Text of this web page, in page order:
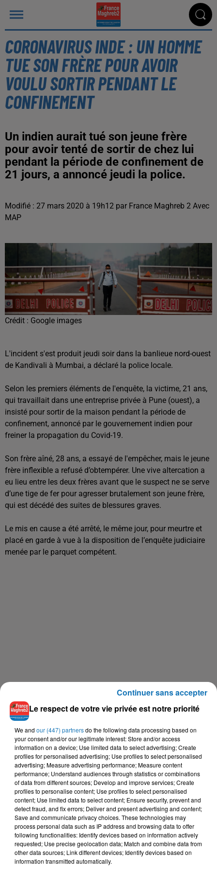
CORONAVIRUS INDE : UN HOMME
TUE SON FRÈRE POUR AVOIR
VOULU SORTIR PENDANT LE
CONFINEMENT
Un indien aurait tué son jeune frère
pour avoir tenté de sortir de chez lui
pendant la période de confinement de
21 jours, a annoncé jeudi la police.
Modifié : 27 mars 2020 à 19h12 par France Maghreb 2 Avec
MAP
Crédit : Google images
L'incident s'est produit jeudi soir dans la banlieue nord-ouest
de Kandivali à Mumbai, a déclaré la police locale.
Selon les premiers éléments de l'enquête, la victime, 21 ans,
qui travaillait dans une entreprise privée à Pune (ouest), a
insisté pour sortir de la maison pendant la période de
confinement, annoncé par le gouvernement indien pour
freiner la propagation du Covid-19.
Son frère aîné, 28 ans, a essayé de l'empêcher, mais le jeune
frère inflexible a refusé d’obtempérer. Une vive altercation a
eu lieu entre les deux frères avant que le suspect ne se serve
d’une tige de fer pour agresser brutalement son jeune frère,
qui est décédé des suites de blessures graves.
Le mis en cause a été arrêté, le même jour, pour meurtre et
placé en garde à vue à la disposition de l’enquête judiciaire
menée par le parquet compétent.
Le respect de votre vie privée est notre priorité
We and our (447) partnersdo the following data processing based on
your consent and/or our legitimate interest: Store and/or access
information on a device; Use limited data to select advertising; Create
profiles for personalised advertising; Use profiles to select personalised
advertising; Measure advertising performance; Measure content
performance; Understand audiences through statistics or combinations
of data from different sources; Develop and improve services; Create
profiles to personalise content; Use profiles to select personalised
content; Use limited data to select content; Ensure security, prevent and
detect fraud, and fix errors; Deliver and present advertising and content;
Save and communicate privacy choices. These technologies may
process personal data such as IP address and browsing data to offer
following functionalities: Identify devices based on information actively
requested; Use precise geolocation data; Match and combine data from
other data sources; Link different devices; Identify devices based on
information transmitted automatically.
Continuer sans accepter